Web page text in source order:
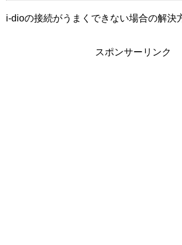
i-dioの接続がうまくできない場合の解決
スポンサーリンク